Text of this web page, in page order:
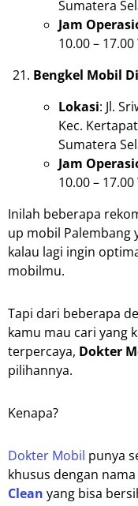
Sumatera
Jam
10.00 – 17.00
Bengkel Mobil
Lokasi: Jl.
Kec.
Sumatera
Jam
10.00 – 17.00
Inilah beberapa
up mobil Palembang
kalau lagi ingin
mobilmu.
Tapi dari beberapa
kamu mau cari yang
terpercaya, Dokter
pilihannya.
Kenapa?
Dokter Mobil punya
khusus dengan nama
Clean yang bisa